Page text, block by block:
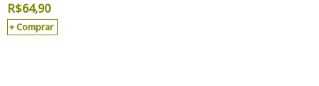
R$64,90
Comprar